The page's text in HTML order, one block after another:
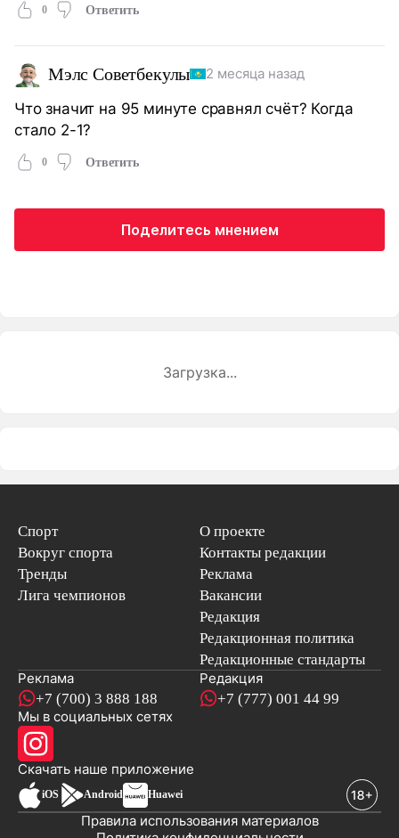
0 Ответить
Мэлс Советбекулы 2 месяца назад
Что значит на 95 минуте сравнял счёт? Когда
стало 2-1?
0 Ответить
Поделитесь мнением
Загрузка...
Спорт
Вокруг спорта
Тренды
Лига чемпионов
О проекте
Контакты редакции
Реклама
Вакансии
Редакция
Редакционная политика
Редакционные стандарты
Реклама
+7 (700) 3 888 188
Редакция
+7 (777) 001 44 99
Мы в социальных сетях
Скачать наше приложениеновостей
iOS Android Huawei
Правила использования материалов